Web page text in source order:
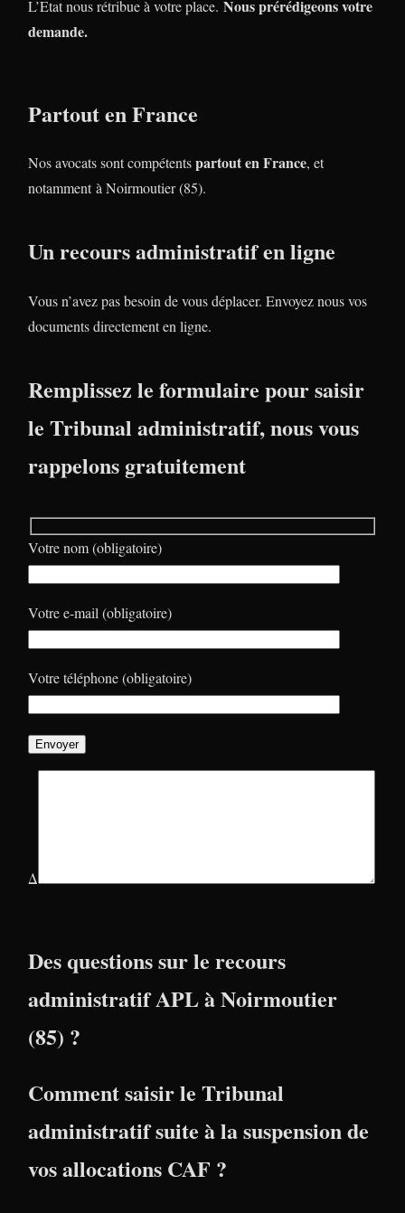
L’Etat nous rétribue à votre place. Nous prérédigeons votre
demande.
Partout en France
Nos avocats sont compétentspartout en France, et
notamment à Noirmoutier (85).
Un recours administratif en ligne
Vous n’avez pas besoin de vous déplacer. Envoyez nous vos
documents directement en ligne.
Remplissez le formulaire pour saisir
le Tribunal administratif, nous vous
rappelons gratuitement
Votre nom (obligatoire)
Votre e-mail (obligatoire)
Votre téléphone (obligatoire)
Δ
Des questions sur le recours
administratif APL à Noirmoutier
(85) ?
Comment saisir le Tribunal
administratif suite à la suspension de
vos allocations CAF ?